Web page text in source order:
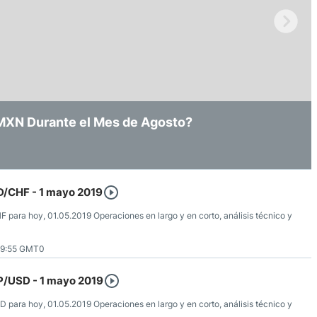
(MELI)
Durante el Mes de Agosto?
Ninguna Convicción Clara
CHF - 1 mayo 2019
para hoy, 01.05.2019 Operaciones en largo y en corto, análisis técnico y
GMT0
USD - 1 mayo 2019
para hoy, 01.05.2019 Operaciones en largo y en corto, análisis técnico y